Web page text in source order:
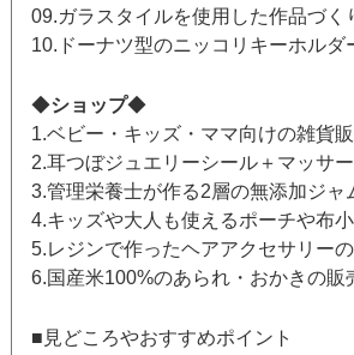
09.ガラスタイルを使用した作品づく
10.ドーナツ型のニッコリキーホルダ
◆ショップ◆
1.ベビー・キッズ・ママ向けの雑貨
2.耳つぼジュエリーシール＋マッサ
3.管理栄養士が作る2層の無添加ジャ
4.キッズや大人も使えるポーチや布
5.レジンで作ったヘアアクセサリー
6.国産米100%のあられ・おかきの販
■見どころやおすすめポイント